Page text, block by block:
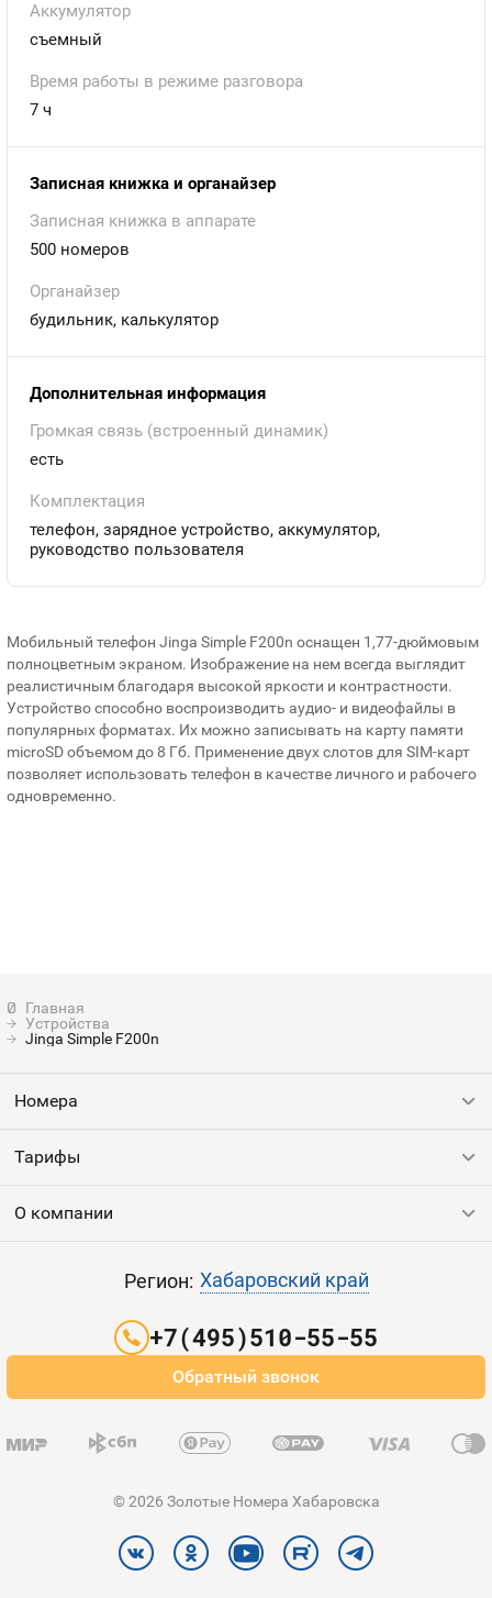
Устройства
Jinga Simple F200n
Аккумулятор
съемный
Время работы в режиме разговора
7 ч
Записная книжка и органайзер
Записная книжка в аппарате
500 номеров
Органайзер
будильник, калькулятор
Дополнительная информация
Громкая связь (встроенный динамик)
есть
Комплектация
телефон, зарядное устройство, аккумулятор,
руководство пользователя
Мобильный телефон Jinga Simple F200n оснащен 1,77-дюймовым
полноцветным экраном. Изображение на нем всегда выглядит
реалистичным благодаря высокой яркости и контрастности.
Устройство способно воспроизводить аудио- и видеофайлы в
популярных форматах. Их можно записывать на карту памяти
microSD объемом до 8 Гб. Применение двух слотов для SIM-карт
позволяет использовать телефон в качестве личного и рабочего
одновременно.
Номера
Все номера
Тарифы
Выгодные тарифы
О компании
Оплата и доставка
Регион: Хабаровский край
+7(495)510-55-55
Обратный звонок
© 2026 Золотые Номера Хабаровска